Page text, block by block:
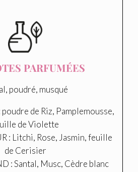
PARFUMÉES
poudré, musqué
poudre de Riz, Pamplemousse,
de Violette
: Litchi, Rose, Jasmin, feuille
de Cerisier
: Santal, Musc, Cèdre blanc